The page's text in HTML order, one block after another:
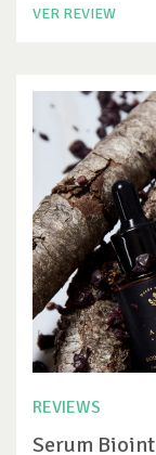
VER REVIEW
REVIEWS
Serum